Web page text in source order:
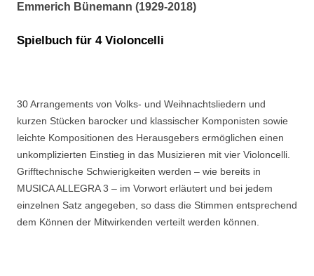
Emmerich Bünemann (1929-2018)
Spielbuch für 4 Violoncelli
30 Arrangements von Volks- und Weihnachtsliedern und
kurzen Stücken barocker und klassischer Komponisten sowie
leichte Kompositionen des Herausgebers ermöglichen einen
unkomplizierten Einstieg in das Musizieren mit vier Violoncelli.
Grifftechnische Schwierigkeiten werden – wie bereits in
MUSICA ALLEGRA 3 – im Vorwort erläutert und bei jedem
einzelnen Satz angegeben, so dass die Stimmen entsprechend
dem Können der Mitwirkenden verteilt werden können.